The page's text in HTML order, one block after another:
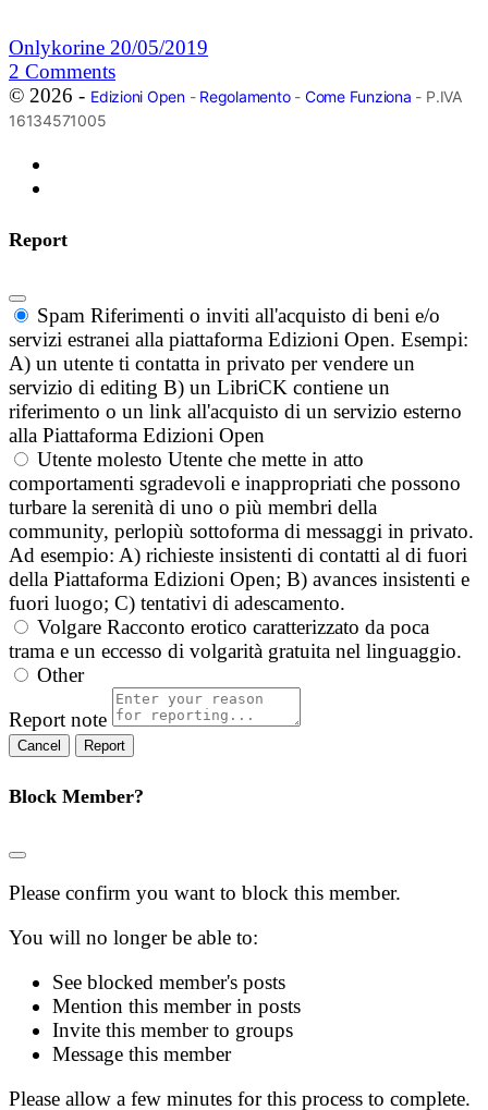
Onlykorine 20/05/2019
2 Comments
© 2026 - Edizioni Open- Regolamento- Come Funziona - P.IVA
16134571005
Report
Spam Riferimenti o inviti all'acquisto di beni e/o
servizi estranei alla piattaforma Edizioni Open. Esempi:
A) un utente ti contatta in privato per vendere un
servizio di editing B) un LibriCK contiene un
riferimento o un link all'acquisto di un servizio esterno
alla Piattaforma Edizioni Open
Utente molesto Utente che mette in atto
comportamenti sgradevoli e inappropriati che possono
turbare la serenità di uno o più membri della
community, perlopiù sottoforma di messaggi in privato.
Ad esempio: A) richieste insistenti di contatti al di fuori
della Piattaforma Edizioni Open; B) avances insistenti e
fuori luogo; C) tentativi di adescamento.
Volgare Racconto erotico caratterizzato da poca
trama e un eccesso di volgarità gratuita nel linguaggio.
Other
Report note
Report
Block Member?
Please confirm you want to block this member.
You will no longer be able to:
See blocked member's posts
Mention this member in posts
Invite this member to groups
Message this member
Please allow a few minutes for this process to complete.